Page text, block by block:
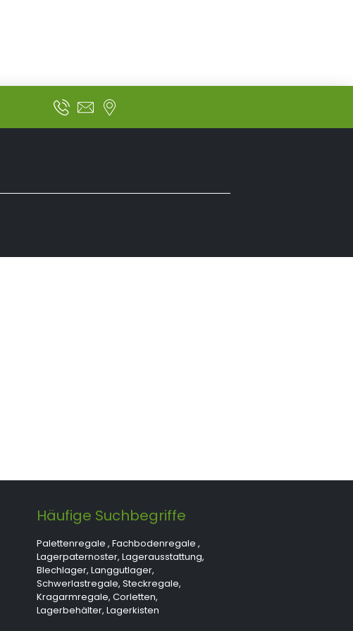
Häufige Suchbegriffe
Palettenregale , Fachbodenregale ,
Lagerpaternoster, Lagerausstattung,
Blechlager, Langgutlager,
Schwerlastregale, Steckregale,
Kragarmregale, Corletten,
Lagerbehälter, Lagerkisten